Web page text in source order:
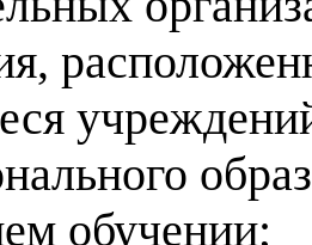
обучении;